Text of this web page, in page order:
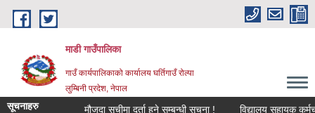
Skip to main content
माडी गाउँपालिका
गाउँ कार्यपालिकाको कार्यालय घर्तिगाउँ रोल्पा
लुम्बिनी प्रदेश, नेपाल
सूचनाहरु मौजुदा सूचीमा दर्ता हुने सम्बन्धी सूचना ! विद्यालय सहायक